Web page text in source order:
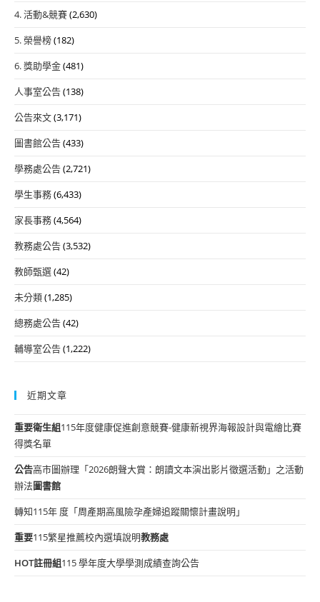
4. 活動&競賽(2,630)
5. 榮譽榜(182)
6. 獎助學金(481)
人事室公告(138)
公告來文(3,171)
圖書館公告(433)
學務處公告(2,721)
學生事務(6,433)
家長事務(4,564)
教務處公告(3,532)
教師甄選(42)
未分類(1,285)
總務處公告(42)
輔導室公告(1,222)
近期文章
重要衛生組115年度健康促進創意競賽-健康新視界海報設計與電繪比賽
得獎名單
公告高市圖辦理「2026朗聲大賞：朗讀文本演出影片徵選活動」之活動
辦法圖書館
轉知115年 度「周產期高風險孕產婦追蹤關懷計畫說明」
重要115繁星推薦校內選填說明教務處
HOT註冊組115 學年度大學學測成績查詢公告